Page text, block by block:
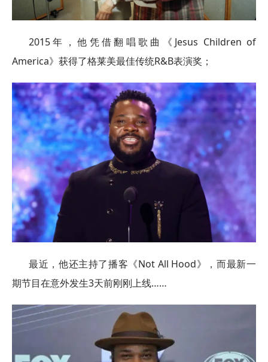
2015年，他凭借翻唱歌曲《Jesus Children of
America》获得了格莱美最佳传统R&B表演奖；
最近，他还主持了播客《Not All Hood》，而最新一
期节目在意外发生3天前刚刚上线……